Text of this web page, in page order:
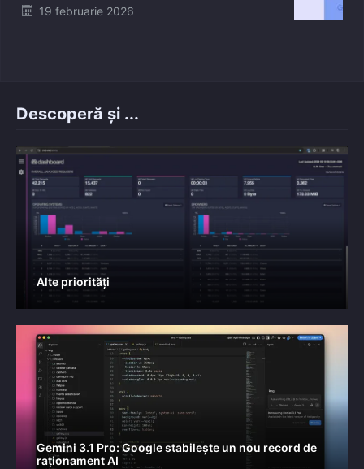
Posted
19 februarie 2026
Descoperă și ...
Alte priorități
Gemini 3.1 Pro: Google stabilește un nou record de
raționament AI